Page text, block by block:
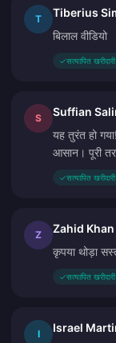
T Tiberius
बिलाल वीडियो
✓सत्यापित खरीदारी
S Suffian
यह तुरंत हो
आसान। पूरी
✓सत्यापित खरीदारी
Z Zahid Khan
कृपया थोड़ा
✓सत्यापित खरीदारी
I Israel